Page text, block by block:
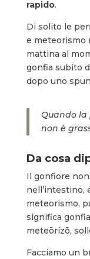
rapido.
Di solito le
e meteorismo
mattina al
gonfia subito
dopo uno
Quando
non è
Da cosa
Il gonfiore
nell’intestino,
meteorismo,
significa
meteōrízō,
Facciamo un